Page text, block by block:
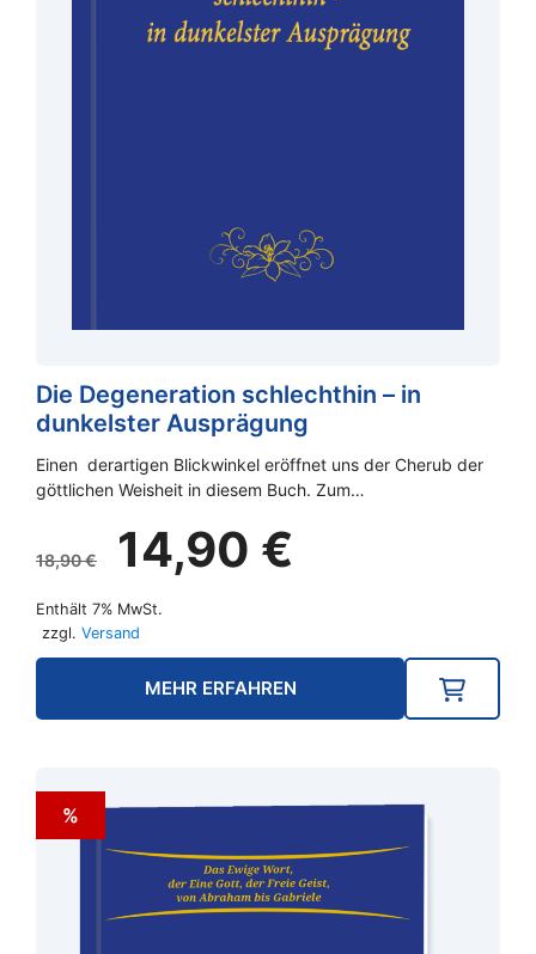
Die Degeneration schlechthin – in
dunkelster Ausprägung
Einen derartigen Blickwinkel eröffnet uns der Cherub der
göttlichen Weisheit in diesem Buch. Zum…
18,90€
Ursprünglicher
Preis
war:
18,90 €
14,90 €
Enthält 7% MwSt.
zzgl. Versand
MEHR ERFAHREN
%